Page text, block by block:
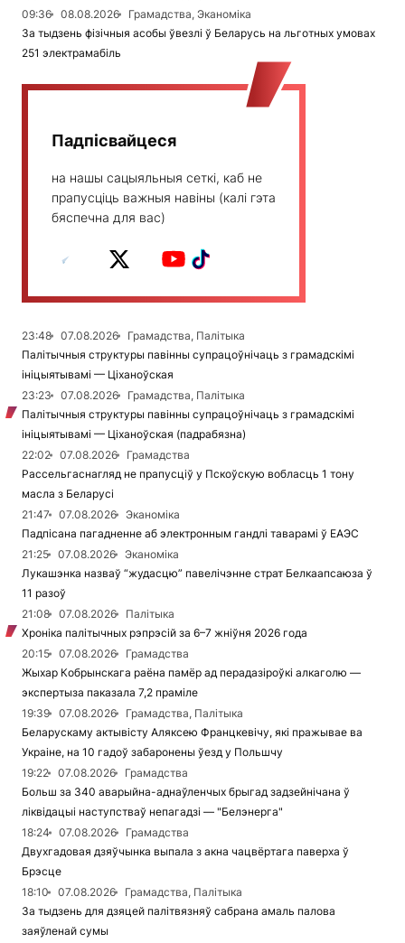
09:36
08.08.2026
Грамадства, Эканоміка
За тыдзень фізічныя асобы ўвезлі ў Беларусь на льготных умовах
251 электрамабіль
Падпісвайцеся
на нашы сацыяльныя сеткі, каб не
прапусціць важныя навіны (калі гэта
бяспечна для вас)
23:48 07.08.2026
Грамадства, Палітыка
Палітычныя структуры павінны супрацоўнічаць з грамадскімі
ініцыятывамі — Ціханоўская
23:23
07.08.2026
Грамадства, Палітыка
Палітычныя структуры павінны супрацоўнічаць з грамадскімі
ініцыятывамі — Ціханоўская (падрабязна)
22:02
07.08.2026
Грамадства
Рассельгаснагляд не прапусціў у Пскоўскую вобласць 1 тону
масла з Беларусі
21:47
07.08.2026
Эканоміка
Падпісана пагадненне аб электронным гандлі таварамі ў ЕАЭС
21:25
07.08.2026
Эканоміка
Лукашэнка назваў “жудасцю” павелічэнне страт Белкаапсаюза ў
11 разоў
21:08
07.08.2026
Палітыка
Хроніка палітычных рэпрэсій за 6–7 жніўня 2026 года
20:15
07.08.2026
Грамадства
Жыхар Кобрынскага раёна памёр ад перадазіроўкі алкаголю —
экспертыза паказала 7,2 праміле
19:39
07.08.2026
Грамадства, Палітыка
Беларускаму актывісту Аляксею Францкевічу, які пражывае ва
Украіне, на 10 гадоў забаронены ўезд у Польшчу
19:22
07.08.2026
Грамадства
Больш за 340 аварыйна-аднаўленчых брыгад задзейнічана ў
ліквідацыі наступстваў непагадзі — "Белэнерга"
18:24
07.08.2026
Грамадства
Двухгадовая дзяўчынка выпала з акна чацвёртага паверха ў
Брэсце
18:10
07.08.2026
Грамадства, Палітыка
За тыдзень для дзяцей палітвязняў сабрана амаль палова
заяўленай сумы